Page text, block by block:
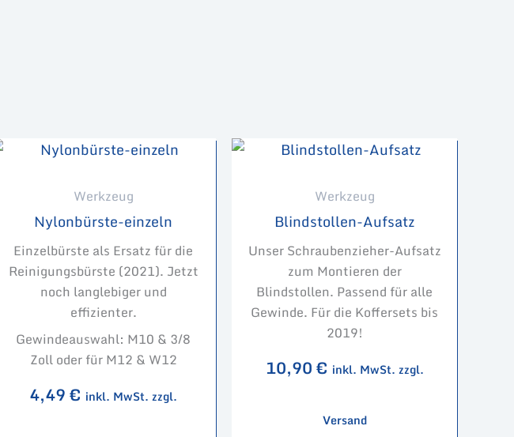
Werkzeug
Nylonbürste-einzeln
Einzelbürste als Ersatz für die
Reinigungsbürste (2021). Jetzt
noch langlebiger und
effizienter.
Gewindeauswahl: M10 & 3/8
Zoll oder für M12 & W12
4,49€ inkl. MwSt. zzgl.
Werkzeug
Blindstollen-Aufsatz
Unser Schraubenzieher-Aufsatz
zum Montieren der
Blindstollen. Passend für alle
Gewinde. Für die Koffersets bis
2019!
10,90€ inkl. MwSt. zzgl.
Versand